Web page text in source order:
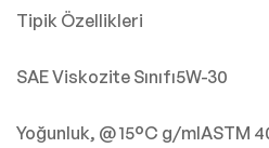
Tipik Özellikleri
SAE Viskozite Sınıfı5W-30
Yoğunluk, @ 15°C g/mlASTM